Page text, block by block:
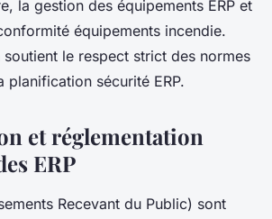
la gestion des équipements ERP et
équipements incendie.
le respect strict des normes
planification sécurité ERP.
et réglementation
ERP
Recevant du Public) sont